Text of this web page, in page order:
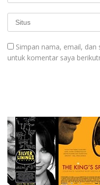
Simpan nama, email,
untuk komentar saya